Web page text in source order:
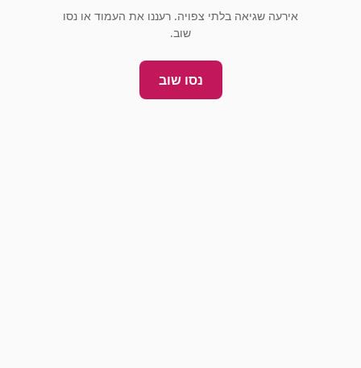
אירעה שגיאה בלתי צפויה. רעננו את העמוד או נסו
שוב.
נסו שוב